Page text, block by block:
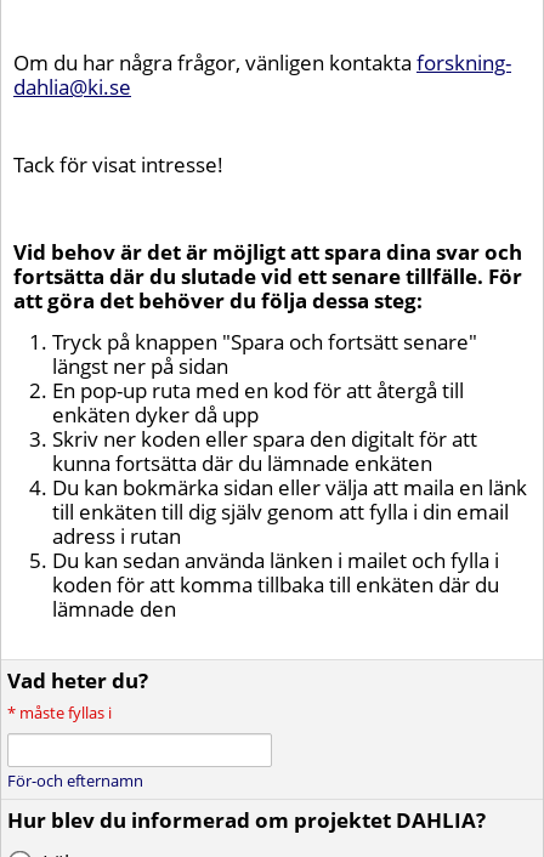
Om du har några frågor, vänligen kontakta forskning-
dahlia@ki.se
Tack för visat intresse!
Vid behov är det är möjligt att spara dina svar och
fortsätta där du slutade vid ett senare tillfälle. För
att göra det behöver du följa dessa steg:
Tryck på knappen "Spara och fortsätt senare"
längst ner på sidan
En pop-up ruta med en kod för att återgå till
enkäten dyker då upp
Skriv ner koden eller spara den digitalt för att
kunna fortsätta där du lämnade enkäten
Du kan bokmärka sidan eller välja att maila en länk
till enkäten till dig själv genom att fylla i din email
adress i rutan
Du kan sedan använda länken i mailet och fylla i
koden för att komma tillbaka till enkäten där du
lämnade den
Vad heter du?
* måste fyllas i
För-och efternamn
Hur blev du informerad om projektet DAHLIA?